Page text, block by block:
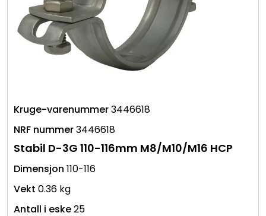
3446618
3446618
Stabil D-3G 110-116mm M8/M10/M16 HCP
110-116
0.36 kg
25